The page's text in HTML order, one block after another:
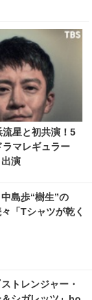
星と初共演！5
マレギュラー
出演
島歩“樹生”の
「Tシャツが乾く
トレンジャー・